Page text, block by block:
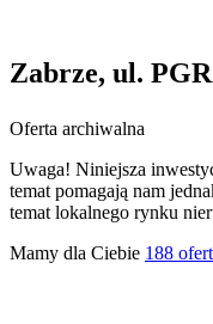
Zabrze, ul.
Oferta archiwalna
Uwaga! Niniejsza
temat pomagają nam
temat lokalnego rynku
Mamy dla Ciebie 188 ofert